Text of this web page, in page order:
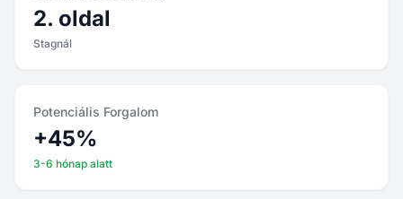
2. oldal
Stagnál
Potenciális Forgalom
+45%
3-6 hónap alatt